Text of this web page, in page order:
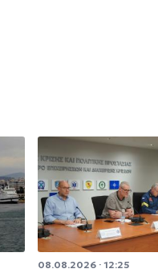
08.08.2026 · 12:25